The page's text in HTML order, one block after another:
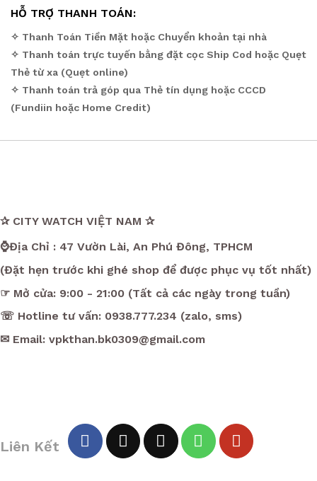
HỖ TRỢ THANH TOÁN:
✧ Thanh Toán Tiền Mặt hoặc Chuyển khoản tại nhà
✧ Thanh toán trực tuyến bằng đặt cọc Ship Cod hoặc Quẹt
Thẻ từ xa (Quẹt online)
✧ Thanh toán trả góp qua Thẻ tín dụng hoặc CCCD
(Fundiin hoặc Home Credit)
✰ CITY WATCH VIỆT NAM ✰
⌚Địa Chỉ : 47 Vườn Lài, An Phú Đông, TPHCM
(Đặt hẹn trước khi ghé shop để được phục vụ tốt nhất)
☞ Mở cửa: 9:00 - 21:00 (Tất cả các ngày trong tuần)
☏ Hotline tư vấn: 0938.777.234 (zalo, sms)
✉ Email: vpkthan.bk0309@gmail.com
Liên Kết